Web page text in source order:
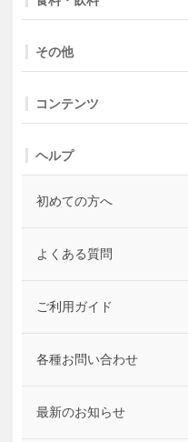
その他
コンテンツ
ヘルプ
初めての方へ
よくある質問
ご利用ガイド
各種お問い合わせ
最新のお知らせ